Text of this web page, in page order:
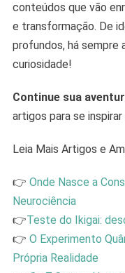
conteúdos que vão
e transformação. De
profundos, há sempre
curiosidade!
Continue sua
artigos para se
Leia Mais Artigos e
👉 Onde Nasce a
Neurociência
👉Teste do Ikigai:
👉 O Experimento
Própria Realidade